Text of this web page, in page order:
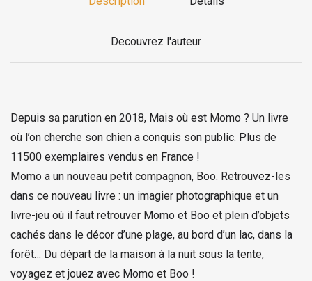
Decouvrez l'auteur
Depuis sa parution en 2018, Mais où est Momo ? Un livre
où l’on cherche son chien a conquis son public. Plus de
11500 exemplaires vendus en France !
Momo a un nouveau petit compagnon, Boo. Retrouvez-les
dans ce nouveau livre : un imagier photographique et un
livre-jeu où il faut retrouver Momo et Boo et plein d’objets
cachés dans le décor d’une plage, au bord d’un lac, dans la
forêt… Du départ de la maison à la nuit sous la tente,
voyagez et jouez avec Momo et Boo !